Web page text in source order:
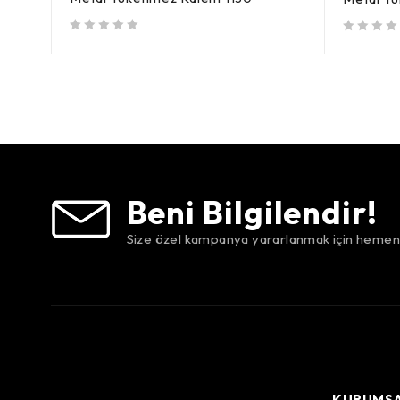
Beni Bilgilendir!
Size özel kampanya yararlanmak için hemen